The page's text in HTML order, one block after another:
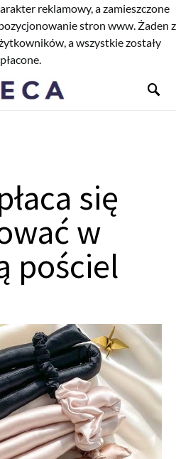
reklamowy, a zamieszczone
stron www. Żaden z
a wszystkie zostały
się
w
pościel